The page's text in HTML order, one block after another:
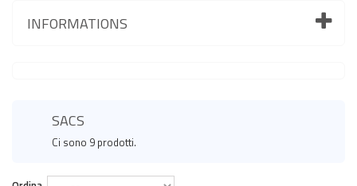
INFORMATIONS
SACS
Ci sono 9 prodotti.